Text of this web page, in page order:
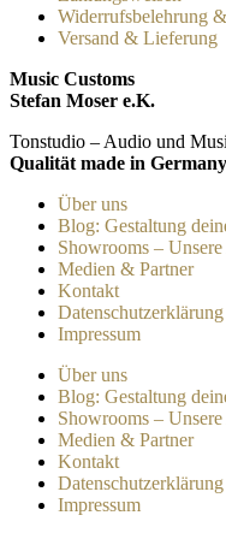
Widerrufsbelehrung
Versand & Lieferung
Music Customs
Stefan Moser e.K.
Tonstudio – Audio und
Qualität made in
Über uns
Blog: Gestaltung
Showrooms –
Medien & Partner
Kontakt
Datenschutzerklärung
Impressum
Über uns
Blog: Gestaltung
Showrooms –
Medien & Partner
Kontakt
Datenschutzerklärung
Impressum